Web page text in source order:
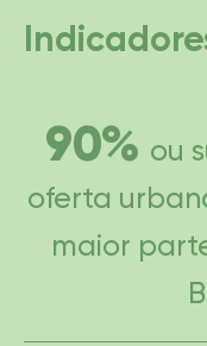
90% ou
oferta
maior